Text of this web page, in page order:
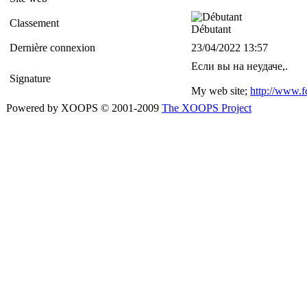
Classement
Débutant
Dernière connexion
23/04/2022 13:57
Signature
Если вы на неудаче,.
My web site; http://
Powered by XOOPS © 2001-2009 The XOOPS Project